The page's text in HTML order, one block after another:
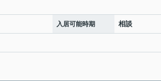
入居可能時期 相談